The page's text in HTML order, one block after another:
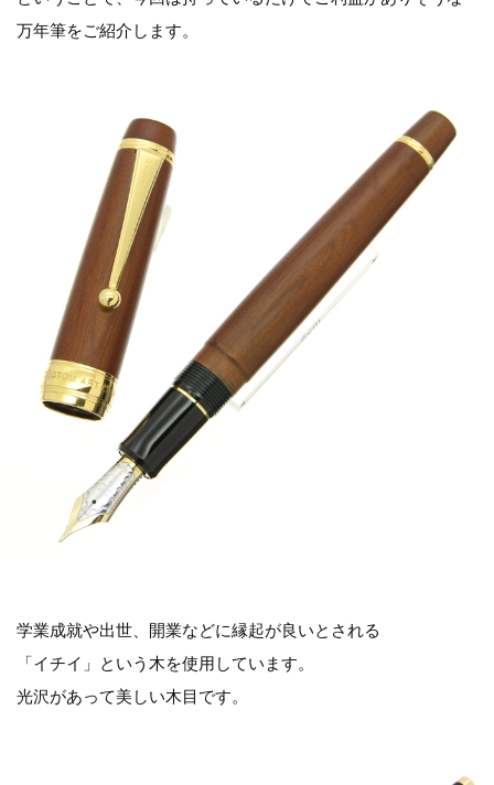
万年筆をご紹介します。
学業成就や出世、開業などに縁起が良いとされる
「イチイ」という木を使用しています。
光沢があって美しい木目です。